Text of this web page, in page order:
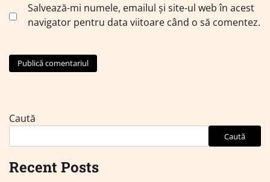
Salvează-mi numele, emailul și site-ul web în acest
navigator pentru data viitoare când o să comentez.
Caută
Caută
Recent Posts